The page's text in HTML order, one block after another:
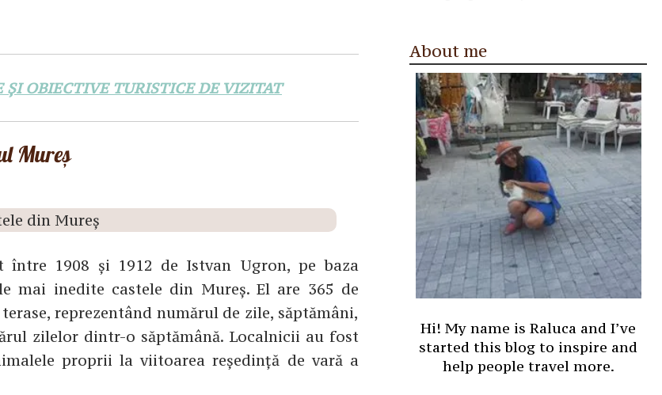
ȘI OBIECTIVE TURISTICE DE VIZITAT
Mureș
1908 și 1912 de Istvan Ugron, pe baza
mai inedite castele din Mureș. El are 365 de
reprezentând numărul de zile, săptămâni,
zilelor dintr-o săptămână. Localnicii au fost
proprii la viitoarea reședință de vară a
About me
Hi! My name is Raluca and I’ve
started this blog to inspire and
help people travel more.